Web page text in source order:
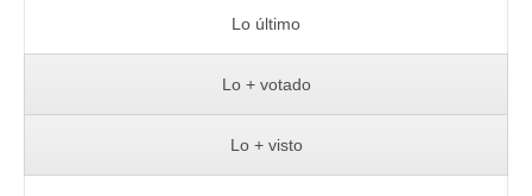
Lo último
Lo + votado
Lo + visto